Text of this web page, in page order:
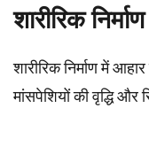
शारीरिक
शारीरिक निर्माण में
मांसपेशियों की वृद्धि और